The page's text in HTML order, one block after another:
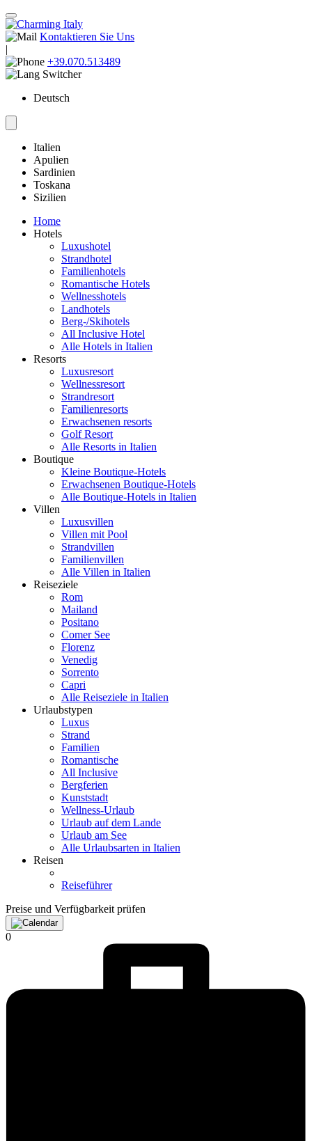
Kontaktieren Sie Uns
|
+39.070.513489
Deutsch
Italien
Apulien
Sardinien
Toskana
Sizilien
Home
Hotels
Luxushotel
Strandhotel
Familienhotels
Romantische Hotels
Wellnesshotels
Landhotels
Berg-/Skihotels
All Inclusive Hotel
Alle Hotels in Italien
Resorts
Luxusresort
Wellnessresort
Strandresort
Familienresorts
Erwachsenen resorts
Golf Resort
Alle Resorts in Italien
Boutique
Kleine Boutique-Hotels
Erwachsenen Boutique-Hotels
Alle Boutique-Hotels in Italien
Villen
Luxusvillen
Villen mit Pool
Strandvillen
Familienvillen
Alle Villen in Italien
Reiseziele
Rom
Mailand
Positano
Comer See
Florenz
Venedig
Sorrento
Capri
Alle Reiseziele in Italien
Urlaubstypen
Luxus
Strand
Familien
Romantische
All Inclusive
Bergferien
Kunststadt
Wellness-Urlaub
Urlaub auf dem Lande
Urlaub am See
Alle Urlaubsarten in Italien
Reisen
Reiseführer
Preise und Verfügbarkeit prüfen
0